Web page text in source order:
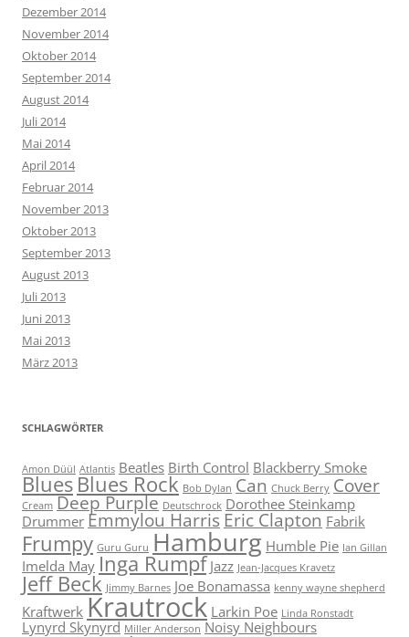
Dezember 2014
November 2014
Oktober 2014
September 2014
August 2014
Juli 2014
Mai 2014
April 2014
Februar 2014
November 2013
Oktober 2013
September 2013
August 2013
Juli 2013
Juni 2013
Mai 2013
März 2013
SCHLAGWÖRTER
Amon Düül Atlantis Beatles Birth Control Blackberry Smoke
BluesBlues Rock Bob Dylan Can Chuck Berry Cover
Cream Deep Purple Deutschrock Dorothee Steinkamp
Drummer Emmylou Harris Eric Clapton Fabrik
Frumpy Guru Guru Hamburg Humble Pie Ian Gillan
Imelda May Inga Rumpf Jazz Jean-Jacques Kravetz
Jeff Beck Jimmy Barnes Joe Bonamassa kenny wayne shepherd
Kraftwerk Krautrock Larkin Poe Linda Ronstadt
Lynyrd Skynyrd Miller Anderson Noisy Neighbours